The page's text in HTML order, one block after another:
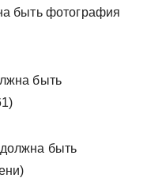
быть фотография
быть
быть